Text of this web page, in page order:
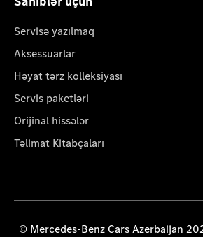
Servisə yazılmaq
Aksessuarlar
Həyat tərz kolleksiyası
Servis paketləri
Orijinal hissələr
Təlimat Kitabçaları
© Mercedes-Benz Cars Azerbaijan